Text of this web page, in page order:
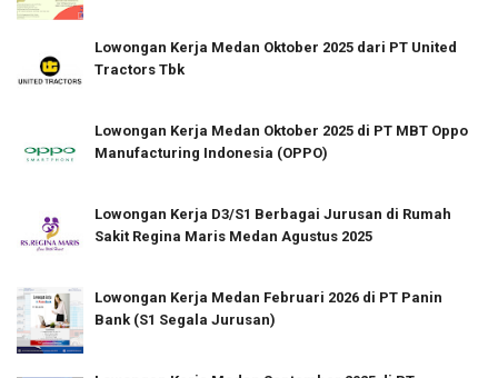
Lowongan Kerja Medan Oktober 2025 dari PT United
Tractors Tbk
Lowongan Kerja Medan Oktober 2025 di PT MBT Oppo
Manufacturing Indonesia (OPPO)
Lowongan Kerja D3/S1 Berbagai Jurusan di Rumah
Sakit Regina Maris Medan Agustus 2025
Lowongan Kerja Medan Februari 2026 di PT Panin
Bank (S1 Segala Jurusan)